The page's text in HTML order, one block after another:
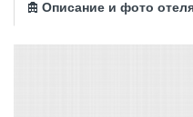
Описание и фото